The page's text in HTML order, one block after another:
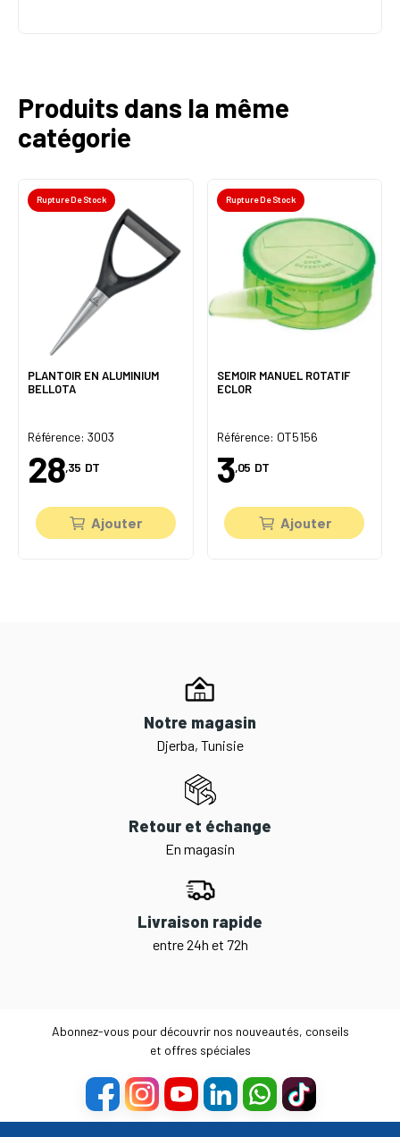
Produits dans la même
catégorie
Rupture De Stock
PLANTOIR EN ALUMINIUM
BELLOTA
Référence: 3003
28,35 DT
Ajouter
Rupture De Stock
SEMOIR MANUEL ROTATIF
ECLOR
Référence: OT5156
3,05 DT
Ajouter
Notre magasin
Djerba, Tunisie
Retour et échange
En magasin
Livraison rapide
entre 24h et 72h
Abonnez-vous pour découvrir nos nouveautés, conseils
et offres spéciales